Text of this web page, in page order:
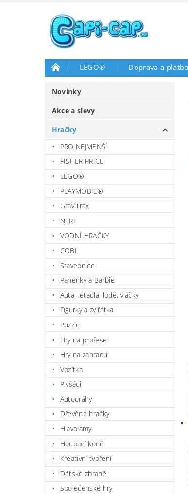
LEGO® Doprava a platba
Novinky
Akce a slevy
Hračky
PRO NEJMENŠÍ
FISHER PRICE
LEGO®
PLAYMOBIL®
GraviTrax
NERF
VODNÍ HRAČKY
COBI
Stavebnice
Panenky a Barbie
Auta, letadla, lodě, vláčky
Figurky a zvířátka
Puzzle
Hry na profese
Hry na zahradu
Vozítka
Plyšáci
Autodráhy
Dřevěné hračky
Hlavolamy
Houpací koně
Kreativní tvoření
Dětské zbraně
Společenské hry